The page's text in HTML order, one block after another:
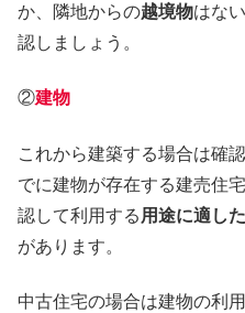
か、隣地からの越境物はな
認しましょう。
②建物
これから建築する場合は確
でに建物が存在する建売住
認して利用する 用途に適し
があります。
中古住宅の場合は建物の利